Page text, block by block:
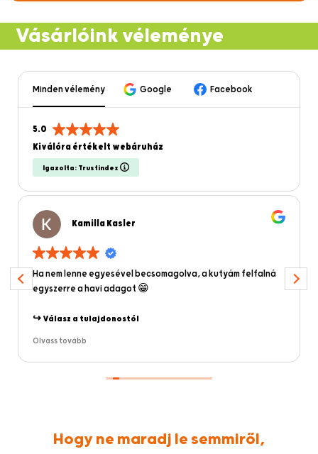
Vásárlóink véleménye
Minden vélemény Google Facebook
5.0
Kiválóra értékelt webáruház
Igazolta: Trustindex
Kamilla Kasler
Ha nem lenne egyesével becsomagolva, a kutyám felfalná
egyszerre a havi adagot 😁
Válasz a tulajdonostól
azért van, mert a minőségre minden egyes falatnál külön
odafigyelünk. 🔍 A célunk, hogy ne csak határtalanul finom,
Olvass tovább
Hogy ne maradj le semmiről,